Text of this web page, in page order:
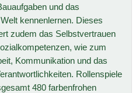
und das
kennenlernen. Dieses
zudem das Selbstvertrauen
wie zum
Kommunikation und das
Rollenspiele
480 farbenfrohen